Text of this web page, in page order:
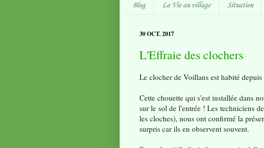
Blog La Vie au village Situation
30 OCT. 2017
L'Effraie des clochers
Le clocher de Voillans est habité depuis
Cette chouette qui s'est installée dans
sur le sol de l'entrée ! Les techniciens
les cloches), nous ont confirmé la
surpris car ils en observent souvent.